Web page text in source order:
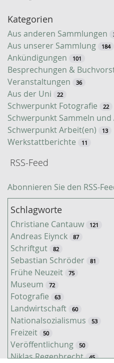
S
u
c
h
e
Kategorien
Aus anderen Sammlungen
Aus unserer Sammlung 184
Ankündigungen 101
Besprechungen &
Veranstaltungen 36
Aus der Uni 22
Schwerpunkt Fotografie 22
Schwerpunkt Sammeln
Schwerpunkt Arbeit(en) 13
Werkstattberichte 11
RSS-Feed
Abonnieren Sie den RSS-
Schlagworte
Christiane Cantauw 121
Andreas Eiynck 87
Schriftgut 82
Sebastian Schröder 81
Frühe Neuzeit 75
Museum 72
Fotografie 63
Landwirtschaft 60
Nationalsozialismus 53
Freizeit 50
Veröffentlichung 50
Niklas Regenbrecht 45